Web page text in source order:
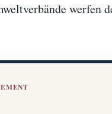
werfen